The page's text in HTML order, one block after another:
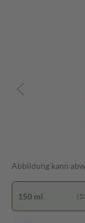
Abbildung kann
150 ml